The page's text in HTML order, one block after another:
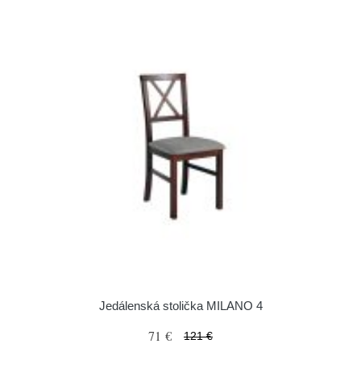
Jedálenská stolička MILANO 4
71 € 121 €